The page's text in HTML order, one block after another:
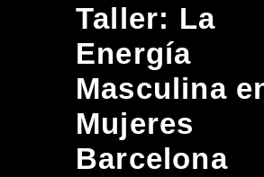
Taller: La
Energía
Masculina
Mujeres
Barcelona